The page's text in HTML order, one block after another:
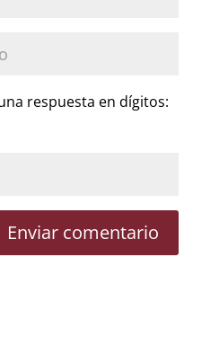
respuesta en dígitos: